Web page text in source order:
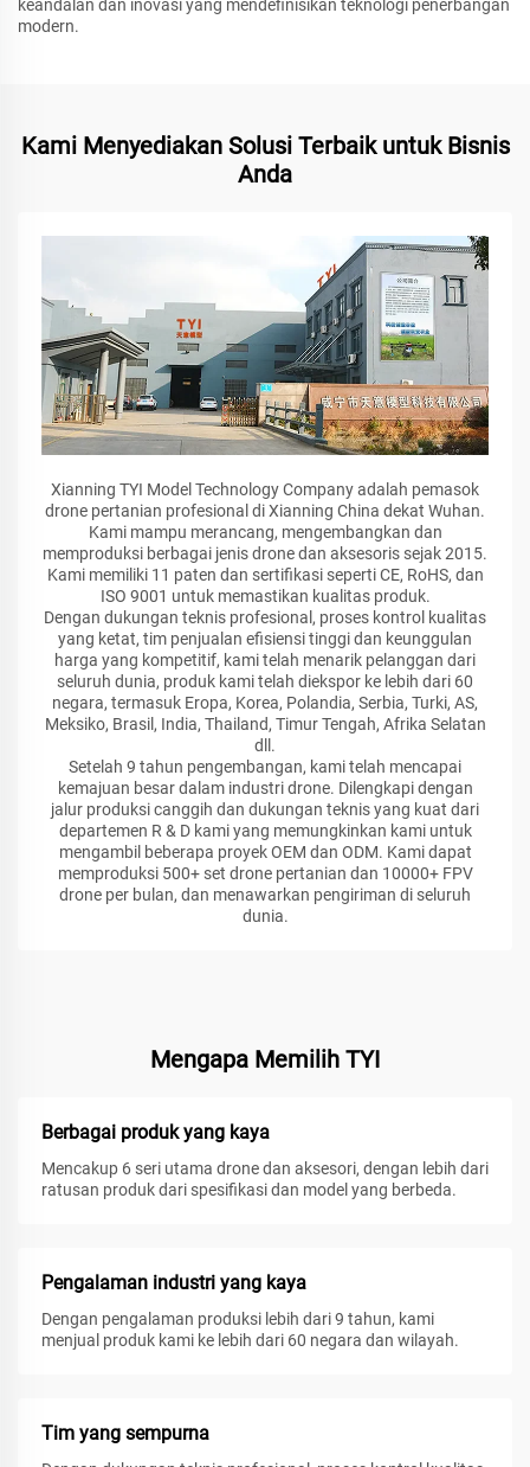
keandalan dan inovasi yang mendefinisikan teknologi penerbangan
modern.
Kami Menyediakan Solusi Terbaik untuk Bisnis
Anda
Xianning TYI Model Technology Company adalah pemasok
drone pertanian profesional di Xianning China dekat Wuhan.
Kami mampu merancang, mengembangkan dan
memproduksi berbagai jenis drone dan aksesoris sejak 2015.
Kami memiliki 11 paten dan sertifikasi seperti CE, RoHS, dan
ISO 9001 untuk memastikan kualitas produk.
Dengan dukungan teknis profesional, proses kontrol kualitas
yang ketat, tim penjualan efisiensi tinggi dan keunggulan
harga yang kompetitif, kami telah menarik pelanggan dari
seluruh dunia, produk kami telah diekspor ke lebih dari 60
negara, termasuk Eropa, Korea, Polandia, Serbia, Turki, AS,
Meksiko, Brasil, India, Thailand, Timur Tengah, Afrika Selatan
dll.
Setelah 9 tahun pengembangan, kami telah mencapai
kemajuan besar dalam industri drone. Dilengkapi dengan
jalur produksi canggih dan dukungan teknis yang kuat dari
departemen R & D kami yang memungkinkan kami untuk
mengambil beberapa proyek OEM dan ODM. Kami dapat
memproduksi 500+ set drone pertanian dan 10000+ FPV
drone per bulan, dan menawarkan pengiriman di seluruh
dunia.
Mengapa Memilih TYI
Berbagai produk yang kaya
Mencakup 6 seri utama drone dan aksesori, dengan lebih dari
ratusan produk dari spesifikasi dan model yang berbeda.
Pengalaman industri yang kaya
Dengan pengalaman produksi lebih dari 9 tahun, kami
menjual produk kami ke lebih dari 60 negara dan wilayah.
Tim yang sempurna